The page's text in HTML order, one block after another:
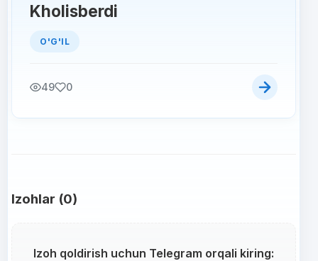
Kholisberdi
O'G'IL
49 0
Izohlar (0)
Izoh qoldirish uchun Telegram orqali kiring: